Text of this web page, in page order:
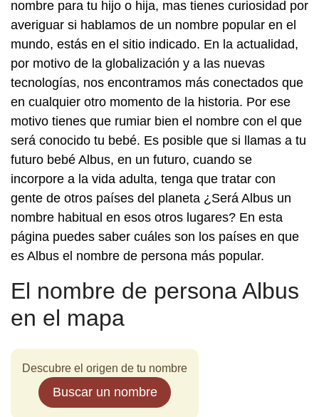
nombre para tu hijo o hija, mas tienes curiosidad por
averiguar si hablamos de un nombre popular en el
mundo, estás en el sitio indicado. En la actualidad,
por motivo de la globalización y a las nuevas
tecnologías, nos encontramos más conectados que
en cualquier otro momento de la historia. Por ese
motivo tienes que rumiar bien el nombre con el que
será conocido tu bebé. Es posible que si llamas a tu
futuro bebé Albus, en un futuro, cuando se
incorpore a la vida adulta, tenga que tratar con
gente de otros países del planeta ¿Será Albus un
nombre habitual en esos otros lugares? En esta
página puedes saber cuáles son los países en que
es Albus el nombre de persona más popular.
El nombre de persona Albus
en el mapa
Descubre el origen de tu nombre
Buscar un nombre